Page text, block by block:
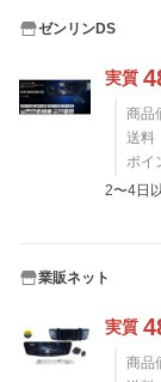
ゼンリンDS
実質
商品
送料
ポイ
2〜4日
業販ネット
実質
商品